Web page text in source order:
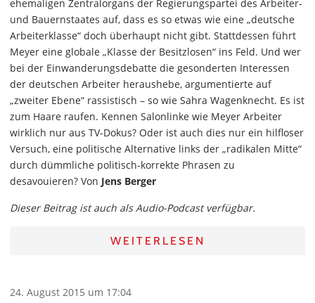
ehemaligen Zentralorgans der Regierungspartei des Arbeiter-
und Bauernstaates auf, dass es so etwas wie eine „deutsche
Arbeiterklasse“ doch überhaupt nicht gibt. Stattdessen führt
Meyer eine globale „Klasse der Besitzlosen“ ins Feld. Und wer
bei der Einwanderungsdebatte die gesonderten Interessen
der deutschen Arbeiter heraushebe, argumentierte auf
„zweiter Ebene“ rassistisch – so wie Sahra Wagenknecht. Es ist
zum Haare raufen. Kennen Salonlinke wie Meyer Arbeiter
wirklich nur aus TV-Dokus? Oder ist auch dies nur ein hilfloser
Versuch, eine politische Alternative links der „radikalen Mitte“
durch dümmliche politisch-korrekte Phrasen zu
desavouieren? Von Jens Berger
Dieser Beitrag ist auch als Audio-Podcast verfügbar.
WEITERLESEN
24. August 2015 um 17:04